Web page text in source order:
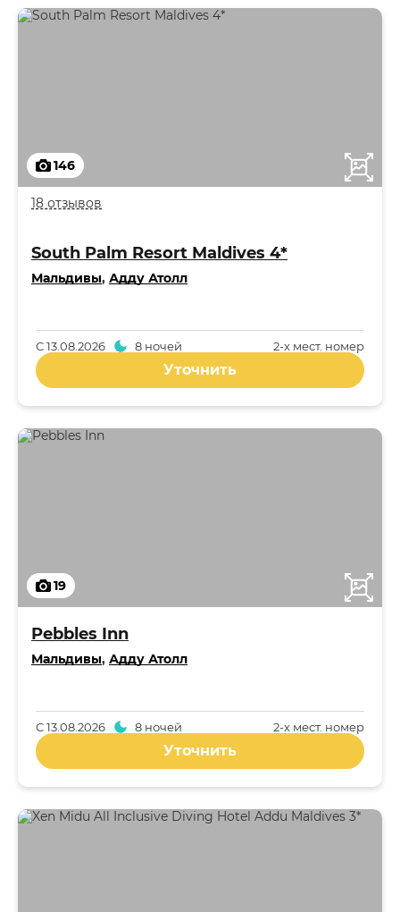
146
18 отзывов
South Palm Resort Maldives 4*
Мальдивы, Адду Атолл
2-x мест. номер
С13.08.2026 8 ночей
Уточнить
19
Pebbles Inn
Мальдивы, Адду Атолл
2-x мест. номер
С13.08.2026 8 ночей
Уточнить